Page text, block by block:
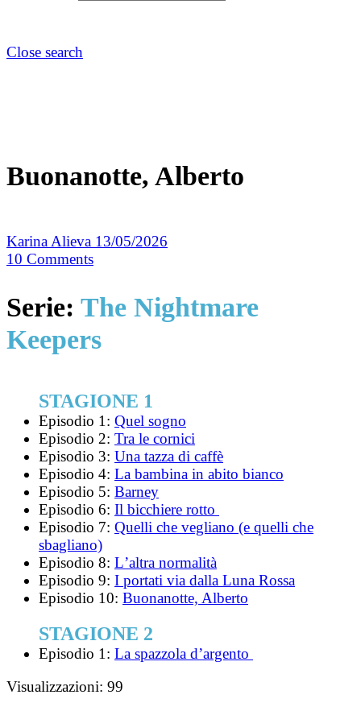
Close search
Buonanotte, Alberto
Karina Alieva 13/05/2026
10 Comments
Serie: The Nightmare
Keepers
STAGIONE 1
Episodio 1: Quel sogno
Episodio 2: Tra le cornici
Episodio 3: Una tazza di caffè
Episodio 4: La bambina in abito bianco
Episodio 5: Barney
Episodio 6: Il bicchiere rotto
Episodio 7: Quelli che vegliano (e quelli che
sbagliano)
Episodio 8: Lʼaltra normalità
Episodio 9: I portati via dalla Luna Rossa
Episodio 10: Buonanotte, Alberto
STAGIONE 2
Episodio 1: La spazzola d’argento
Visualizzazioni: 99